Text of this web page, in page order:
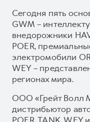
Сегодня пять
GWM –
внедорожники
POER,
электромобили
WEY –
регионах мира.
ООО «Грейт Волл
дистрибьютор